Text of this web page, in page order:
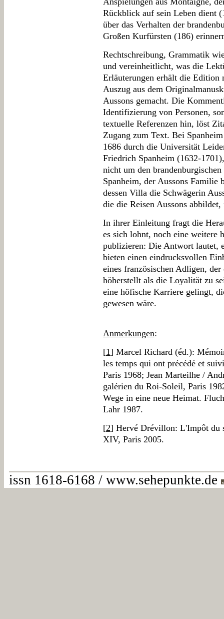
Rückblick auf sein Leben dient
über das Verhalten der
Großen Kurfürsten (186)
Rechtschreibung, Grammatik
und vereinheitlicht, was die
Erläuterungen erhält die Edition
Auszug aus dem
Aussons gemacht. Die
Identifizierung von Personen,
textuelle Referenzen hin, löst
Zugang zum Text. Bei
1686 durch die Universität
Friedrich Spanheim (1632-
nicht um den
Spanheim, der Aussons Familie
dessen Villa die Schwägerin
die die Reisen Aussons
In ihrer Einleitung fragt die
es sich lohnt, noch eine weitere
publizieren: Die Antwort lautet,
bieten einen eindrucksvollen
eines französischen Adligen,
höherstellt als die Loyalität zu
eine höfische Karriere gelingt,
gewesen wäre.
Anmerkungen:
[1] Marcel Richard (éd.):
les temps qui ont précédé et
Paris 1968; Jean Marteilhe /
galérien du Roi-Soleil, Paris
Wege in eine neue Heimat.
Lahr 1987.
[2] Hervé Drévillon: L'Impôt du
XIV, Paris 2005.
issn 1618-6168 / www.sehepunkte.de